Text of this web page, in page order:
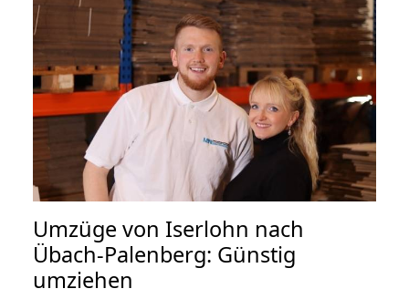
Umzüge von Iserlohn nach
Übach-Palenberg: Günstig
umziehen